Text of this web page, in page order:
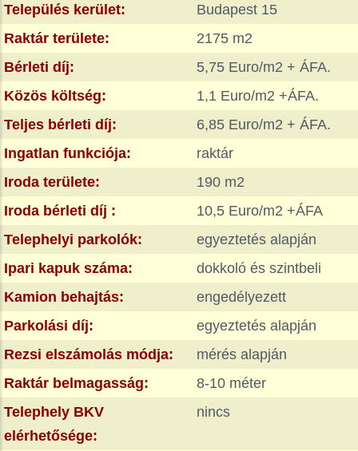
Település kerület:
Budapest 15
Raktár területe:
2175 m2
Bérleti díj:
5,75 Euro/m2 + ÁFA.
Közös költség:
1,1 Euro/m2 +ÁFA.
Teljes bérleti díj:
6,85 Euro/m2 + ÁFA.
Ingatlan funkciója:
raktár
Iroda területe:
190 m2
Iroda bérleti díj :
10,5 Euro/m2 +ÁFA
Telephelyi parkolók:
egyeztetés alapján
Ipari kapuk száma:
dokkoló és szintbeli
Kamion behajtás:
engedélyezett
Parkolási díj:
egyeztetés alapján
Rezsi elszámolás módja:
mérés alapján
Raktár belmagasság:
8-10 méter
Telephely BKV
elérhetősége:
nincs